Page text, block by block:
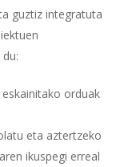
guztiz integratuta
orduak
eta aztertzeko
ikuspegi erreal